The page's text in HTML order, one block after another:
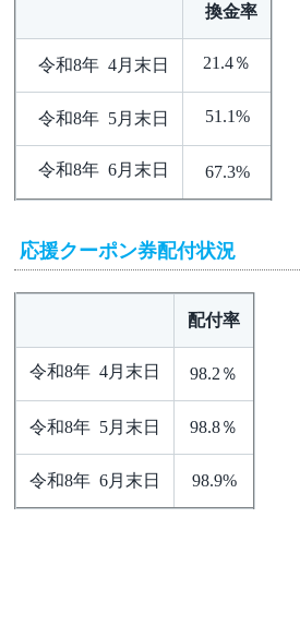
換金率
令和8年 4月末日 21.4％
令和8年 5月末日 51.1%
令和8年 6月末日 67.3%
応援クーポン券配付状況
配付率
令和8年 4月末日 98.2％
令和8年 5月末日 98.8％
令和8年 6月末日 98.9%